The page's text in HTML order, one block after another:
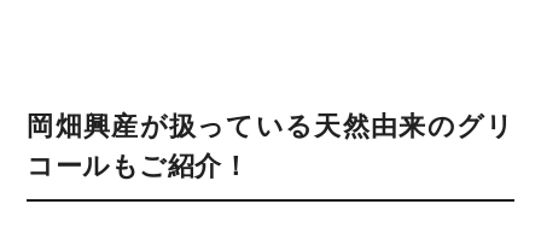
岡畑興産が扱っている天然由来のグリ
コールもご紹介！